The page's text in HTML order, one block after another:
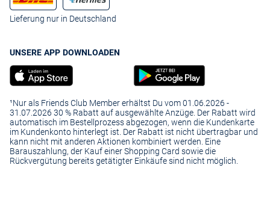
Lieferung nur in Deutschland
UNSERE APP DOWNLOADEN
¹Nur als Friends Club Member erhältst Du vom 01.06.2026 -
31.07.2026 30 % Rabatt auf ausgewählte Anzüge. Der Rabatt wird
automatisch im Bestellprozess abgezogen, wenn die Kundenkarte
im Kundenkonto hinterlegt ist. Der Rabatt ist nicht übertragbar und
kann nicht mit anderen Aktionen kombiniert werden. Eine
Barauszahlung, der Kauf einer Shopping Card sowie die
Rückvergütung bereits getätigter Einkäufe sind nicht möglich.